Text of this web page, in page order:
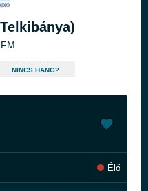
NINCS HANG?
Élő